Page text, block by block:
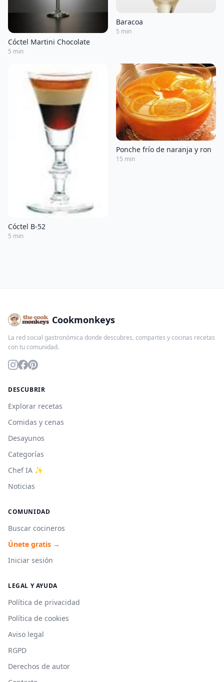
Cóctel Martini Chocolate
5 min
Baracoa
5 min
Cóctel B-52
5 min
Ponche frío de naranja y ron
15 min
Cookmonkeys
La red social gastronómica donde descubres, compartes y cocinas recetas
con tu comunidad.
DESCUBRIR
Explorar recetas
Comidas y cenas
Desayunos
Categorías
Chef IA ✨
Noticias
COMUNIDAD
Buscar cocineros
Únete gratis →
Iniciar sesión
LEGAL Y AYUDA
Política de privacidad
Política de cookies
Aviso legal
RGPD
Derechos de autor